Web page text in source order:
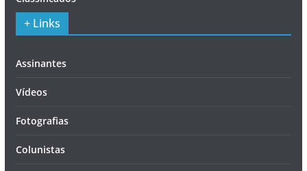
+ Links
Assinantes
Vídeos
Fotografias
Colunistas